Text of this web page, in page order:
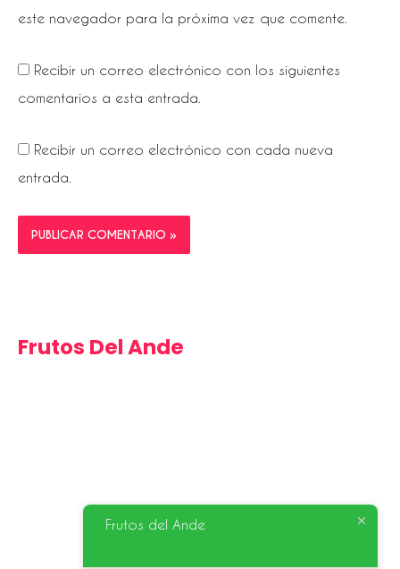
este navegador para la próxima vez que comente.
Recibir un correo electrónico con los siguientes
comentarios a esta entrada.
Recibir un correo electrónico con cada nueva
entrada.
Frutos Del Ande
orgánica y agroecológica, con el objetivo de acercar a
Frutos del Ande